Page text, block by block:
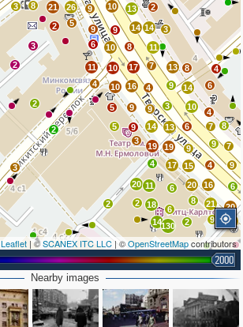
9
20
6
16
21
71
9
57
3
4
2
3
8
2
3
21
2
5
9
6
10
11
2
3
2
2
18
14130 2
6
8
6
11
20
2
4
19
14 13
19
17
9
15
20
4
9 7
8
7
4
6
10
14
9
3
7
4
16
9
9
9
3
5
5
4
10
10
17
8
14
11
3
14
2
4
8
13
6
13
10
9
9
26
Leaflet | ©SCANEX ITC LLC | ©OpenStreetMapcontributors
2000
Nearby images